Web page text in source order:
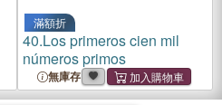
滿額折
40.Los primeros cien mil
números primos
無庫存